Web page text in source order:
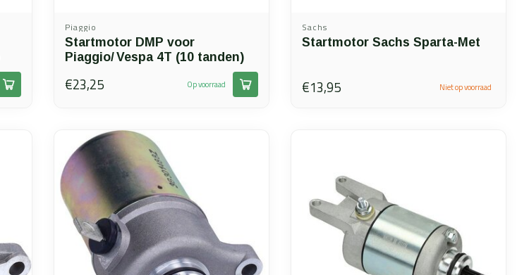
Piaggio
Startmotor DMP voor
Piaggio/ Vespa 4T (10 tanden)
€23,25 Op voorraad
Sachs
Startmotor Sachs Sparta-Met
€13,95 Niet op voorraad